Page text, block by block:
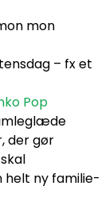
mon
– fx et
Pop
der gør
ny familie-